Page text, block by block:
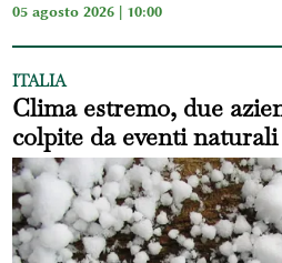
05 agosto 2026 | 10:00
ITALIA
Clima estremo, due
colpite da eventi naturali